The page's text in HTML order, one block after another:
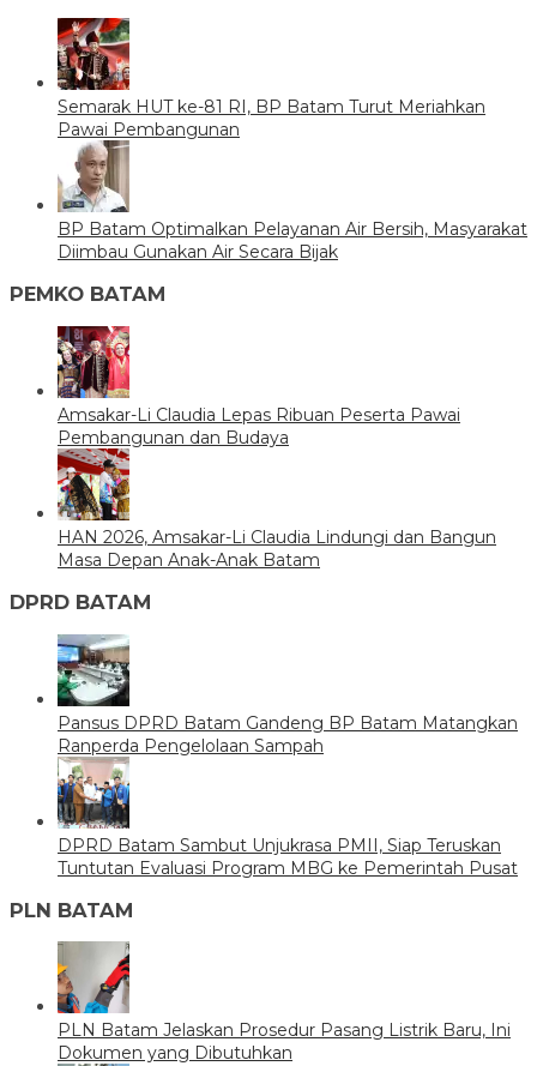
Semarak HUT ke-81 RI, BP Batam Turut Meriahkan
Pawai Pembangunan
BP Batam Optimalkan Pelayanan Air Bersih, Masyarakat
Diimbau Gunakan Air Secara Bijak
PEMKO BATAM
Amsakar-Li Claudia Lepas Ribuan Peserta Pawai
Pembangunan dan Budaya
HAN 2026, Amsakar-Li Claudia Lindungi dan Bangun
Masa Depan Anak-Anak Batam
DPRD BATAM
Pansus DPRD Batam Gandeng BP Batam Matangkan
Ranperda Pengelolaan Sampah
DPRD Batam Sambut Unjukrasa PMII, Siap Teruskan
Tuntutan Evaluasi Program MBG ke Pemerintah Pusat
PLN BATAM
PLN Batam Jelaskan Prosedur Pasang Listrik Baru, Ini
Dokumen yang Dibutuhkan